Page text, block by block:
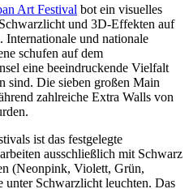
Art Festival bot ein visuelles
und 3D-Effekten auf
Internationale und nationale
schufen auf dem
eine beeindruckende Vielfalt
sind. Die sieben großen Main
zahlreiche Extra Walls von
ist das festgelegte
ausschließlich mit Schwarz
(Neonpink, Violett, Grün,
Schwarzlicht leuchten. Das